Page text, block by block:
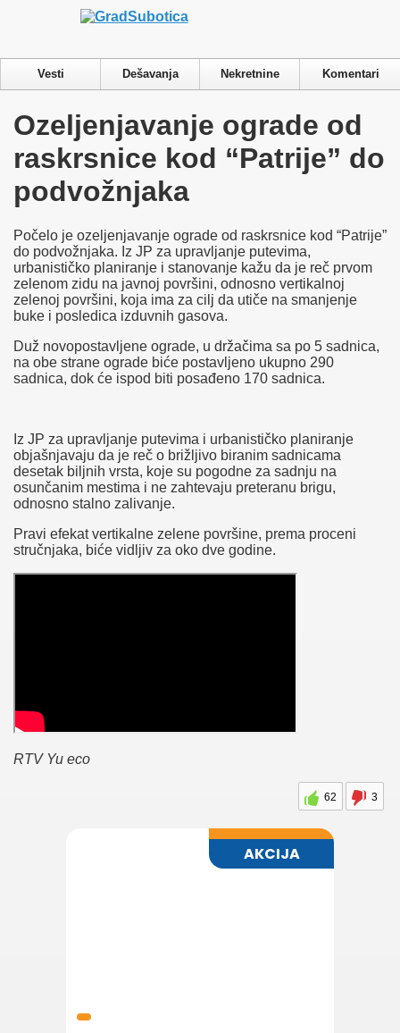
Vesti Dešavanja Nekretnine Komentari
Ozeljenjavanje ograde od
raskrsnice kod “Patrije” do
podvožnjaka
Počelo je ozeljenjavanje ograde od raskrsnice kod “Patrije”
do podvožnjaka. Iz JP za upravljanje putevima,
urbanističko planiranje i stanovanje kažu da je reč prvom
zelenom zidu na javnoj površini, odnosno vertikalnoj
zelenoj površini, koja ima za cilj da utiče na smanjenje
buke i posledica izduvnih gasova.
Duž novopostavljene ograde, u držačima sa po 5 sadnica,
na obe strane ograde biće postavljeno ukupno 290
sadnica, dok će ispod biti posađeno 170 sadnica.
Iz JP za upravljanje putevima i urbanističko planiranje
objašnjavaju da je reč o brižljivo biranim sadnicama
desetak biljnih vrsta, koje su pogodne za sadnju na
osunčanim mestima i ne zahtevaju preteranu brigu,
odnosno stalno zalivanje.
Pravi efekat vertikalne zelene površine, prema proceni
stručnjaka, biće vidljiv za oko dve godine.
RTV Yu eco
62 3
Ovaj sajt koristi cookies. Više o cookies
Prihvatam
Privacy & Cookies Policy
Privacy Overview
This website uses cookies to improve your experience while you
navigate through the website. Out of these cookies, the cookies that are
essential for the working of basic functionalities of the website. We
also use third-party cookies that help us analyze and understand how
you use this website. These cookies will be stored in your browser
only with your consent. You also have the option to opt-out of these
cookies. But opting out of some of these cookies may have an effect
on your browsing experience.
Necessary
Necessary
Always Enabled
Necessary cookies are absolutely essential for the website to function
Non-necessary
Non-necessary
Any cookies that may not be particularly necessary for the website to
function and is used specifically to collect user personal data via
analytics, ads, other embedded contents are termed as non-necessary
cookies on your website.
SAVE & ACCEPT